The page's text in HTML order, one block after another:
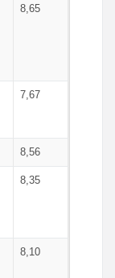
8,65
7,67
8,56
8,35
8,10